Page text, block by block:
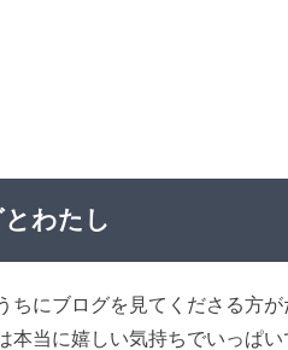
わたし
ちにブログを見てくださる方
本当に嬉しい気持ちでいっぱい